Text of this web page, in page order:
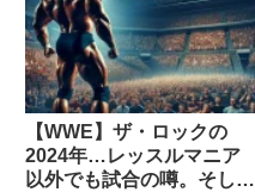
【WWE】ザ・ロックの
2024年…レッスルマニア
以外でも試合の噂。そして